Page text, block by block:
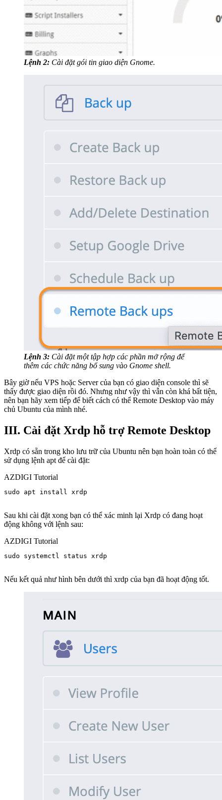
Lệnh 2: Cài đặt gói tin giao diện Gnome.
Lệnh 3: Cài đặt một tập hợp các phần mở rộng để
thêm các chức năng bổ sung vào Gnome shell.
Bây giờ nếu VPS hoặc Server của bạn có giao diện console thì sẽ
thấy được giao diện rồi đó. Nhưng như vậy thì vẫn còn khá bất tiện,
nên bạn hãy xem tiếp để biết cách có thể Remote Desktop vào máy
chủ Ubuntu của mình nhé.
III. Cài đặt Xrdp hỗ trợ Remote Desktop
Xrdp có sẵn trong kho lưu trữ của Ubuntu nên bạn hoàn toàn có thể
sử dụng lệnh apt để cài đặt:
AZDIGI Tutorial
sudo apt install xrdp
Sau khi cài đặt xong bạn có thể xác minh lại Xrdp có đang hoạt
động không với lệnh sau:
AZDIGI Tutorial
sudo systemctl status xrdp
Nếu kết quả như hình bên dưới thì xrdp của bạn đã hoạt động tốt.